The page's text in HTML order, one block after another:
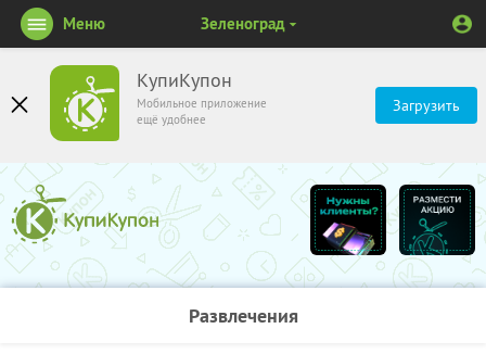
КупиКупон
Мобильное приложение
ещё удобнее
Загрузить
Меню Зеленоград
Развлечения